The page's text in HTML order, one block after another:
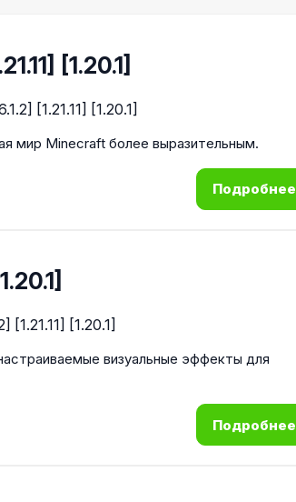
[1.20.1]
мир Minecraft более выразительным.
Подробнее
визуальные эффекты для
Подробнее